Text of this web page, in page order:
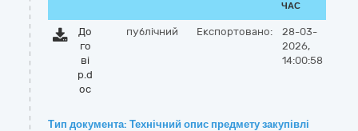
ЧАС
До
го
вi
р.d
oc
публічний Експортовано:
28-03-
2026,
14:00:58
Тип документа: Технічний опис предмету закупівлі